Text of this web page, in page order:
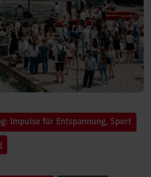
Impulse für Entspannung, Sport